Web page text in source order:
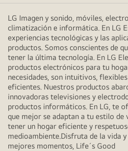
LG Imagen y sonido, móviles,
climatización e informática. En LG
experiencias tecnológicas y las
productos. Somos conscientes de
tener la última tecnología. En LG
productos electrónicos para tu
necesidades, son intuitivos,
eficientes. Nuestros productos
innovadoras televisiones y
productos informáticos. En LG, te
que mejor se adaptan a tu estilo de
tener un hogar eficiente y
medioambiente.Disfruta de la vida
mejores momentos, Life´s Good